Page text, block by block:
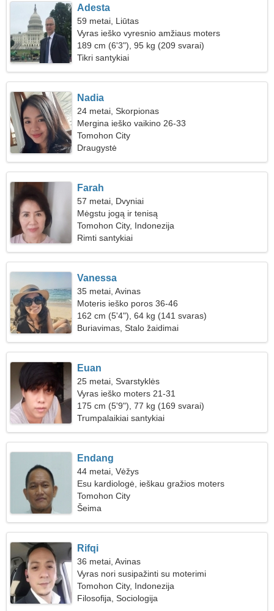
Adesta
59 metai, Liūtas
Vyras ieško vyresnio amžiaus moters
189 cm (6'3"), 95 kg (209 svarai)
Tikri santykiai
Nadia
24 metai, Skorpionas
Mergina ieško vaikino 26-33
Tomohon City
Draugystė
Farah
57 metai, Dvyniai
Mėgstu jogą ir tenisą
Tomohon City, Indonezija
Rimti santykiai
Vanessa
35 metai, Avinas
Moteris ieško poros 36-46
162 cm (5'4"), 64 kg (141 svaras)
Buriavimas, Stalo žaidimai
Euan
25 metai, Svarstyklės
Vyras ieško moters 21-31
175 cm (5'9"), 77 kg (169 svarai)
Trumpalaikiai santykiai
Endang
44 metai, Vėžys
Esu kardiologė, ieškau gražios moters
Tomohon City
Šeima
Rifqi
36 metai, Avinas
Vyras nori susipažinti su moterimi
Tomohon City, Indonezija
Filosofija, Sociologija